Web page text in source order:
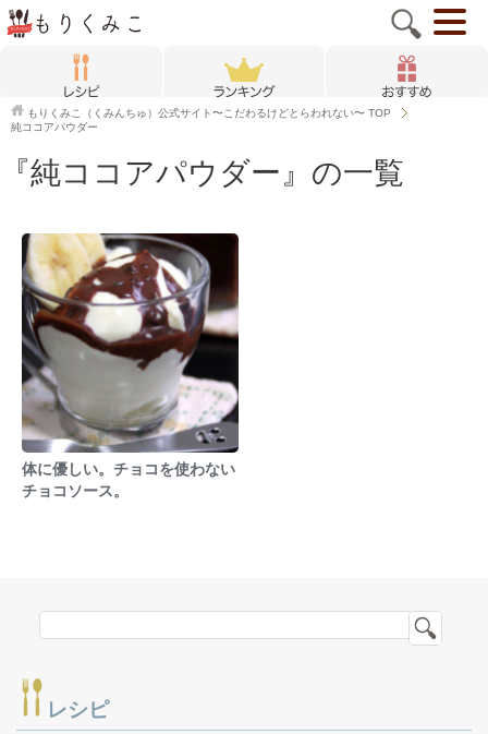
もりくみこ（くみんちゅ）公式サイト〜こだわるけどとらわれない〜 TOP
純ココアパウダー
『純ココアパウダー』の一覧
体に優しい。チョコを使わない
チョコソース。
レシピ